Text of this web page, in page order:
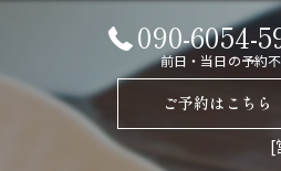
090-6054-
前日・当日の予約
ご予約はこちら
[